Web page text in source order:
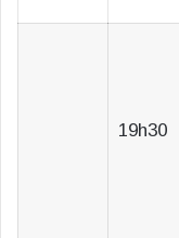
19h30